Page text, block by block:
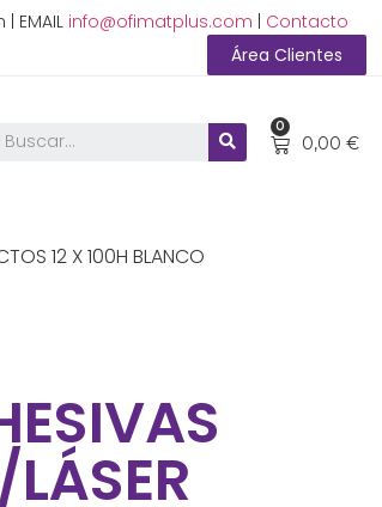
EMAIL info@ofimatplus.com
Contacto
Área Clientes
0,00 €
0
12 X 100H BLANCO